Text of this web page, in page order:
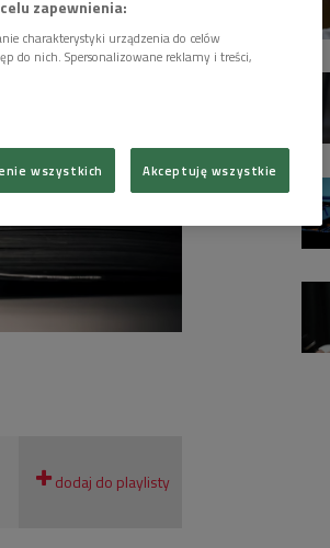
zapewnienia:
charakterystyki urządzenia do celów
do nich. Spersonalizowane reklamy i treści,
wszystkich Akceptuję wszystkie